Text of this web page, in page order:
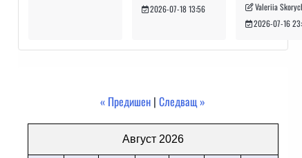
2026-07-18 13:56
Valeriia
2026-07-16
« Предишен |Следващ »
Август 2026